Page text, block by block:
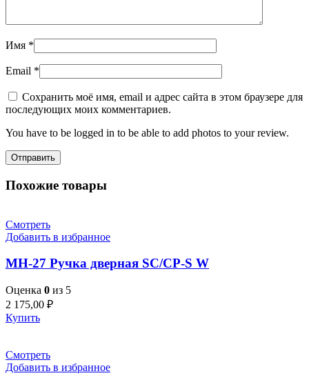
Имя *
Email *
Сохранить моё имя, email и адрес сайта в этом браузере для
последующих моих комментариев.
You have to be logged in to be able to add photos to your review.
Похожие товары
Смотреть
Добавить в избранное
MH-27 Ручка дверная SC/CP-S W
Оценка 0 из 5
2 175,00 ₽
Купить
Смотреть
Добавить в избранное